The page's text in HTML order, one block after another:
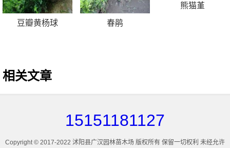
豆瓣黄杨球 春鹃
熊猫堇
相关文章
15151181127
Copyright © 2017-2022 沭阳县广汉园林苗木场 版权所有 保留一切权利 未经允许